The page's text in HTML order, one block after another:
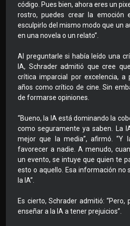
código. Pues bien, ahora eres un
rostro, puedes crear la emoción
esculpirlo del mismo modo que un
en una novela o un relato”.
Al preguntarle si había leído una
IA, Schrader admitió que cree
crítica imparcial por excelencia, a
años como crítico de cine. Sin
de formarse opiniones.
“Bueno, la IA está dominando la
como seguramente ya saben. La
mejor que la media”, afirmó. “Y
favorecer a nadie. A menudo,
un evento, se intuye que quien te
esto o aquello. Esa información no
la IA”.
Es cierto, Schrader admitió: “Pero,
enseñar a la IA a tener prejuicios”.